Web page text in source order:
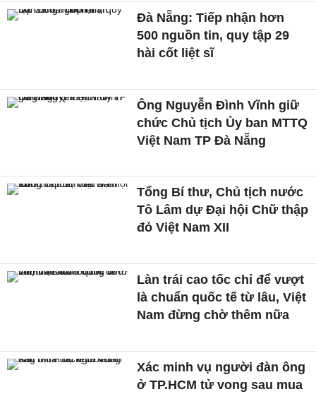
Đà Nẵng: Tiếp nhận hơn
500 nguồn tin, quy tập 29
hài cốt liệt sĩ
Ông Nguyễn Đình Vĩnh giữ
chức Chủ tịch Ủy ban MTTQ
Việt Nam TP Đà Nẵng
Tổng Bí thư, Chủ tịch nước
Tô Lâm dự Đại hội Chữ thập
đỏ Việt Nam XII
Làn trái cao tốc chỉ để vượt
là chuẩn quốc tế từ lâu, Việt
Nam đừng chờ thêm nữa
Xác minh vụ người đàn ông
ở TP.HCM tử vong sau mua